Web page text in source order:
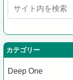
カテゴリー
Deep One